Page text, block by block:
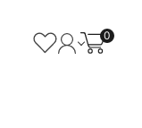
0